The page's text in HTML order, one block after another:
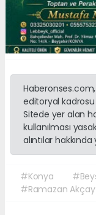
editoryal
Sitede yer alan
kullanılması
alıntılar
#Konya
#Ramazan Akçay